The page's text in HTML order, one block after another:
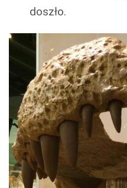
doszło.